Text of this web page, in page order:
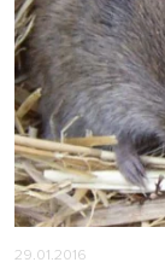
29.01.2016